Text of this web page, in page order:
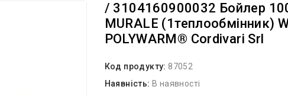
/ 3104160900032 Бойлер
MURALE (1теплообмінник)
POLYWARM® Cordivari Srl
Код продукту: 87052
Наявність: В наявності